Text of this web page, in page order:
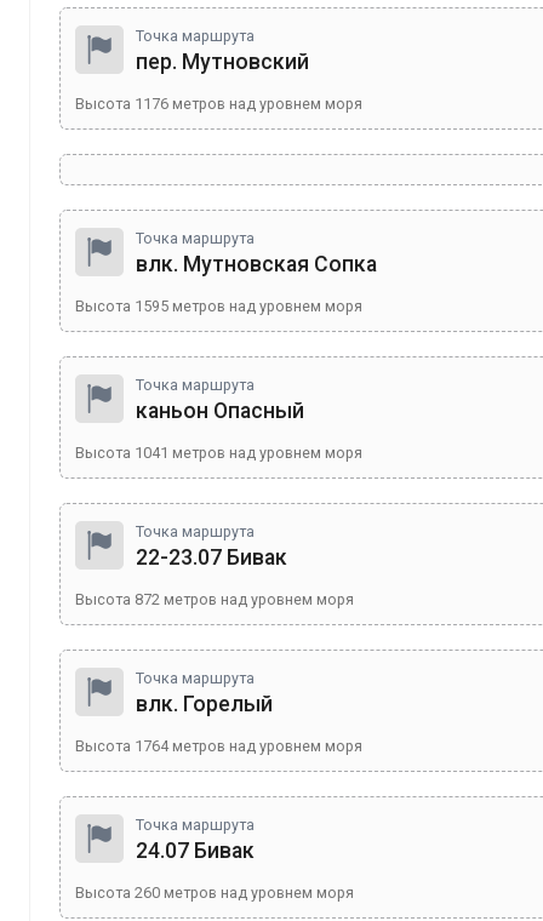
Точка маршрута
пер. Мутновский
Высота 1176 метров над уровнем моря
Точка маршрута
влк. Мутновская Сопка
Высота 1595 метров над уровнем моря
Точка маршрута
каньон Опасный
Высота 1041 метров над уровнем моря
Точка маршрута
22-23.07 Бивак
Высота 872 метров над уровнем моря
Точка маршрута
влк. Горелый
Высота 1764метров над уровнем моря
Точка маршрута
24.07 Бивак
Высота 260 метров над уровнем моря